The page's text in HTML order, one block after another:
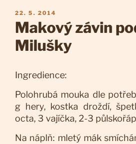
PUBLIKOVÁNO
22. 5. 2014
Makový závin
Milušky
Ingredience:
Polohrubá mouka dle
g hery, kostka droždí,
octa, 3 vajíčka, 2-3
Na náplň: mletý mák